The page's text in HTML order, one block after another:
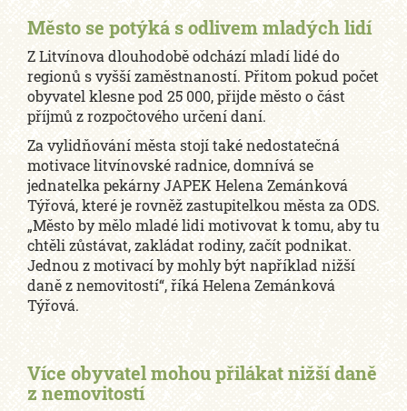
Město se potýká s odlivem mladých lidí
Z Litvínova dlouhodobě odchází mladí lidé do
regionů s vyšší zaměstnaností. Přitom pokud počet
obyvatel klesne pod 25 000, přijde město o část
příjmů z rozpočtového určení daní.
Za vylidňování města stojí také nedostatečná
motivace litvínovské radnice, domnívá se
jednatelka pekárny JAPEK Helena Zemánková
Týřová, které je rovněž zastupitelkou města za ODS.
„Město by mělo mladé lidi motivovat k tomu, aby tu
chtěli zůstávat, zakládat rodiny, začít podnikat.
Jednou z motivací by mohly být například nižší
daně z nemovitostí“, říká Helena Zemánková
Týřová.
Více obyvatel mohou přilákat nižší daně
z nemovitostí